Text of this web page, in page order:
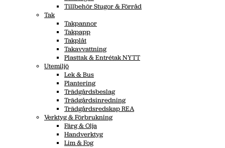
Tillbehör Stugor & Förråd
Tak
Takpannor
Takpapp
Takplåt
Takavvattning
Plasttak & Entrétak NYTT
Utemiljö
Lek & Bus
Plantering
Trädgårdsbeslag
Trädgårdsinredning
Trädgårdsredskap REA
Verktyg & Förbrukning
Färg & Olja
Handverktyg
Lim & Fog